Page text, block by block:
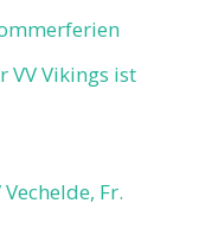
VV Vikings ist
Fr.